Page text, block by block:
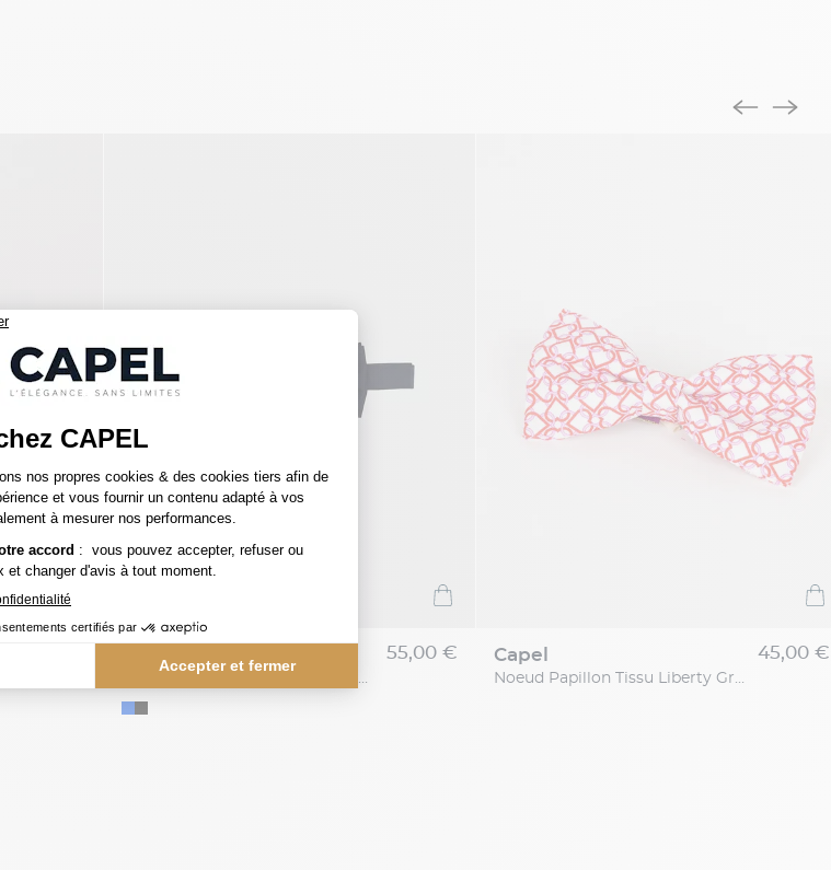
Noeud Papillon Uni Capel Grande Taille
55,00 € capel
Noeud Papillon Tissu Liberty Grande Taille
45,00 €